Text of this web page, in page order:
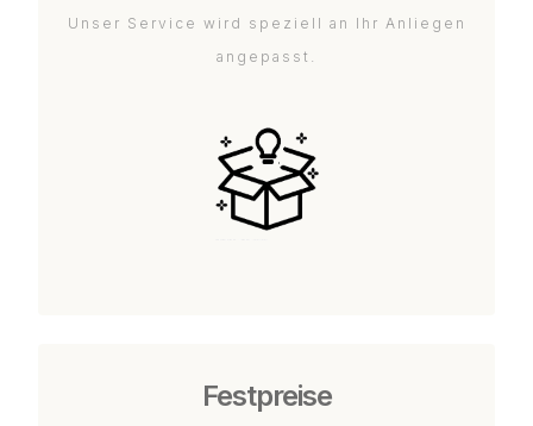
Unser Service wird speziell an Ihr Anliegen
angepasst.
Festpreise